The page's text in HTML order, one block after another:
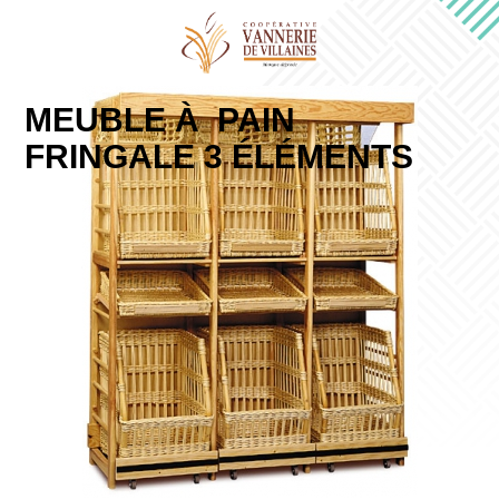
MEUBLE À PAIN
FRINGALE 3 ÉLÉMENTS